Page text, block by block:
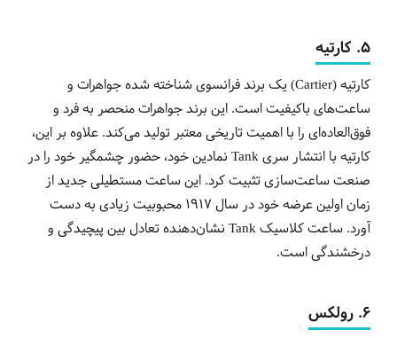
5. کارتیه
کارتیه (Cartier) یک برند فرانسوی شناخته شده جواهرات و
ساعت‌های باکیفیت است. این برند جواهرات منحصر به فرد و
فوق‌العاده‌ای را با اهمیت تاریخی معتبر تولید می‌کند. علاوه بر این،
کارتیه با انتشار سری Tank نمادین خود، حضور چشمگیر خود را در
صنعت ساعت‌سازی تثبیت کرد. این ساعت مستطیلی جدید از
زمان اولین عرضه خود در سال 1917 محبوبیت زیادی به دست
آورد. ساعت کلاسیک Tank
نشان‌دهنده تعادل بین پیچیدگی و
درخشندگی است.
6. رولکس